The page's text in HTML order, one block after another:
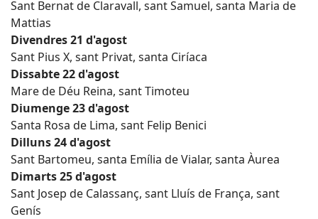
Sant Bernat de Claravall, sant Samuel, santa Maria de
Mattias
Divendres 21 d'agost
Sant Pius X, sant Privat, santa Ciríaca
Dissabte 22 d'agost
Mare de Déu Reina, sant Timoteu
Diumenge 23 d'agost
Santa Rosa de Lima, sant Felip Benici
Dilluns 24 d'agost
Sant Bartomeu, santa Emília de Vialar, santa Àurea
Dimarts 25 d'agost
Sant Josep de Calassanç, sant Lluís de França, sant
Genís